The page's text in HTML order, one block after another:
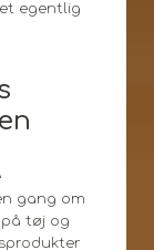
egentlig
gang om
tøj og